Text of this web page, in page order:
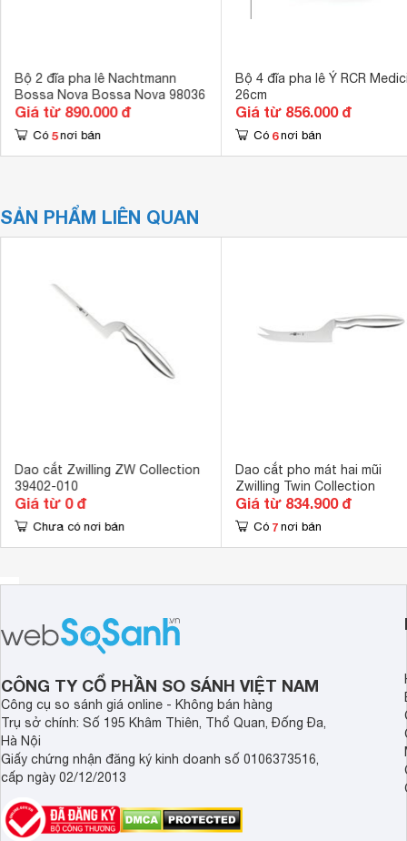
Bộ 2 đĩa pha lê Nachtmann
Bossa Nova Bossa Nova 98036
Giá từ 890.000 đ
Có 5 nơi bán
Bộ 4 đĩa pha lê Ý RCR
26cm
Giá từ 856.000 đ
Có 6 nơi bán
SẢN PHẨM LIÊN QUAN
Dao cắt Zwilling ZW Collection
39402-010
Giá từ 0 đ
Chưa có nơi bán
Dao cắt pho mát hai mũi
Zwilling Twin Collection
Giá từ 834.900 đ
Có 7 nơi bán
CÔNG TY CỔ PHẦN SO SÁNH VIỆT NAM
Công cụ so sánh giá online - Không bán hàng
Trụ sở chính: Số 195 Khâm Thiên, Thổ Quan, Đống Đa,
Hà Nội
Giấy chứng nhận đăng ký kinh doanh số 0106373516,
cấp ngày 02/12/2013